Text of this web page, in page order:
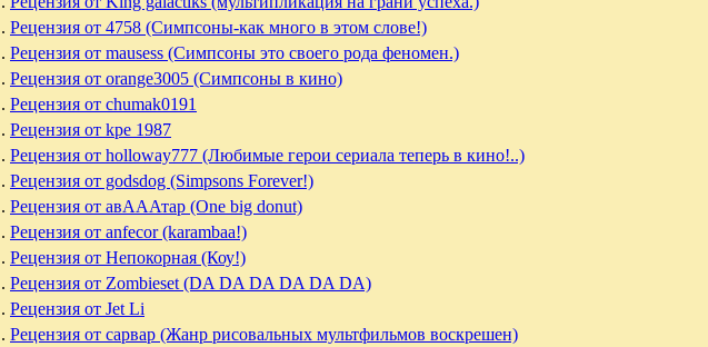
. Рецензия от 4758 (Симпсоны-как много в этом слове!)
. Рецензия от mausess (Симпсоны это своего рода феномен.)
. Рецензия от orange3005 (Симпсоны в кино)
. Рецензия от chumak0191
. Рецензия от kpe 1987
. Рецензия от holloway777 (Любимые герои сериала теперь в кино!..)
. Рецензия от godsdog (Simpsons Forever!)
. Рецензия от авАААтар (One big donut)
. Рецензия от anfecor (karambaa!)
. Рецензия от Непокорная (Коу!)
. Рецензия от Zombieset (DA DA DA DA DA DA)
. Рецензия от Jet Li
. Рецензия от сарвар (Жанр рисовальных мультфильмов воскрешен)